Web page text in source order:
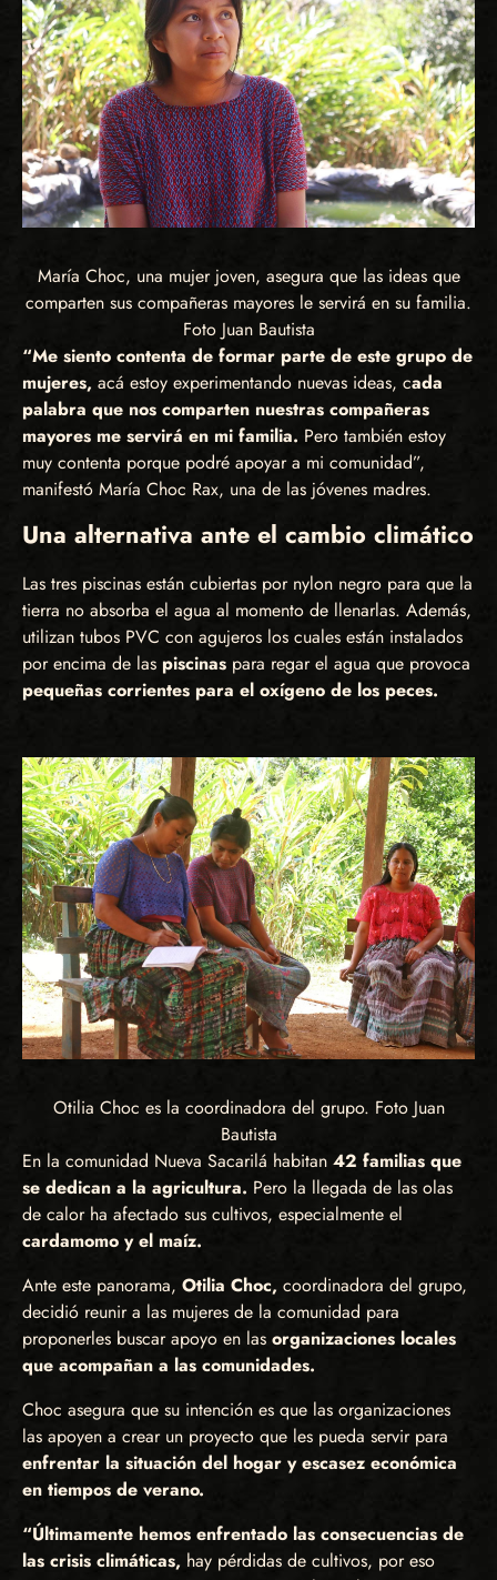
María Choc, una mujer joven, asegura que las ideas que
comparten sus compañeras mayores le servirá en su familia.
Foto Juan Bautista
“Me siento contenta de formar parte de este grupo de
mujeres, acá estoy experimentando nuevas ideas, cada
palabra que nos comparten nuestras compañeras
mayores me servirá en mi familia. Pero también estoy
muy contenta porque podré apoyar a mi comunidad”,
manifestó María Choc Rax, una de las jóvenes madres.
Una alternativa ante el cambio climático
Las tres piscinas están cubiertas por nylon negro para que la
tierra no absorba el agua al momento de llenarlas. Además,
utilizan tubos PVC con agujeros los cuales están instalados
por encima de las piscinas para regar el agua que provoca
pequeñas corrientes para el oxígeno de los peces.
Otilia Choc es la coordinadora del grupo. Foto Juan
Bautista
En la comunidad Nueva Sacarilá habitan 42 familias que
se dedican a la agricultura. Pero la llegada de las olas
de calor ha afectado sus cultivos, especialmente el
cardamomo y el maíz.
Ante este panorama, Otilia Choc, coordinadora del grupo,
decidió reunir a las mujeres de la comunidad para
proponerles buscar apoyo en las organizaciones locales
que acompañan a las comunidades.
Choc asegura que su intención es que las organizaciones
las apoyen a crear un proyecto que les pueda servir para
enfrentar la situación del hogar y escasez económica
en tiempos de verano.
“Últimamente hemos enfrentado las consecuencias de
las crisis climáticas, hay pérdidas de cultivos, por eso